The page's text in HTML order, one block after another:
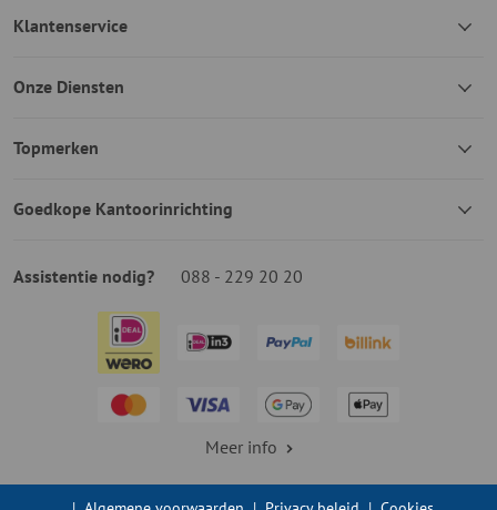
Klantenservice
Onze Diensten
Topmerken
Goedkope Kantoorinrichting
Assistentie nodig? 088 - 229 20 20
Meer info